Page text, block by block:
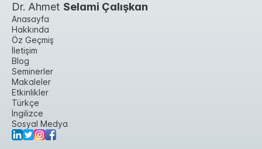
Dr. Ahmet Selami Çalışkan
Anasayfa
Hakkında
Öz Geçmiş
İletişim
Blog
Seminerler
Makaleler
Etkinlikler
Türkçe
İngilizce
Sosyal Medya